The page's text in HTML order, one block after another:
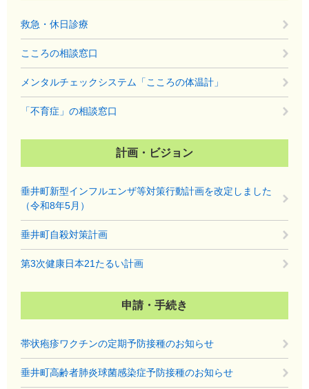
救急・休日診療
こころの相談窓口
メンタルチェックシステム「こころの体温計」
「不育症」の相談窓口
計画・ビジョン
垂井町新型インフルエンザ等対策行動計画を改定しました
（令和8年5月）
垂井町自殺対策計画
第3次健康日本21たるい計画
申請・手続き
帯状疱疹ワクチンの定期予防接種のお知らせ
垂井町高齢者肺炎球菌感染症予防接種のお知らせ